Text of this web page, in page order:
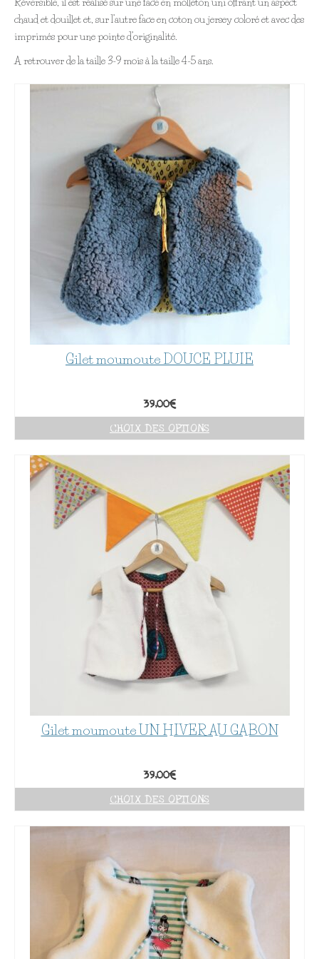
Articles blog
Nous connaître
chaud et douillet et, sur l’autre face en coton ou jersey coloré et avec des
imprimés pour une pointe d’originalité.
A retrouver de la taille 3-9 mois à la taille 4-5 ans.
Gilet moumoute DOUCE PLUIE
39,00€
CHOIX DES OPTIONS
Gilet moumoute UN HIVER AU GABON
39,00€
CHOIX DES OPTIONS